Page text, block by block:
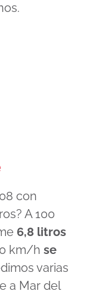
con
A 100
6,8 litros
km/h se
varias
a Mar del